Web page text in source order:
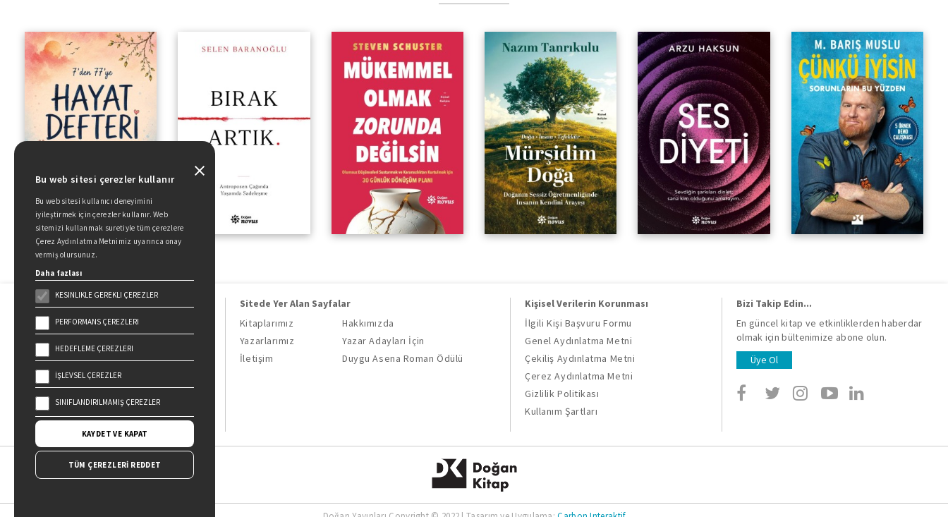
Doğanın Sessiz
Öğretmenliğinde İnsanın
Kendini Arayışı
Doğan Kitap, bir Doğan Holding
kuruluşudur.
19 Mayıs Cad. Golden Plaza No:1 Kat:10
34360 / Şişli / İstanbul
Sitede Yer Alan Sayfalar
Kitaplarımız
Hakkımızda
Yazarlarımız
Yazar Adayları İçin
İletişim
Duygu Asena Roman Ödülü
Kişisel Verilerin Korunması
İlgili Kişi Başvuru Formu
Genel Aydınlatma Metni
Çekiliş Aydınlatma Metni
Çerez Aydınlatma Metni
Gizlilik Politikası
Kullanım Şartları
Bizi Takip Edin...
En güncel kitap ve etkinliklerden haberdar
olmak için bültenimize abone olun.
Üye Ol
Bu web sitesi çerezler kullanır
Bu web sitesi kullanıcı deneyimini
iyileştirmek için çerezler kullanır. Web
sitemizi kullanmak suretiyle tüm çerezlere
Çerez Aydınlatma Metnimiz uyarınca onay
vermiş olursunuz.
Daha fazlası
KESINLIKLE GEREKLI ÇEREZLER
PERFORMANS ÇEREZLERI
HEDEFLEME ÇEREZLERI
İŞLEVSEL ÇEREZLER
SINIFLANDIRILMAMIŞ ÇEREZLER
KAYDET VE KAPAT
TÜM ÇEREZLERİ REDDET